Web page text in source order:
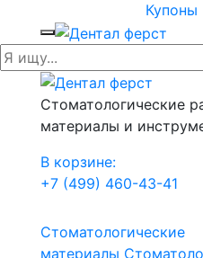
Купоны
Стоматологические
материалы и
В корзине:
+7 (499) 460-43-41
Стоматологические
материалы